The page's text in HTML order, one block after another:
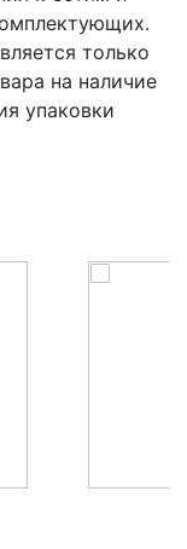
только
на наличие
упаковки